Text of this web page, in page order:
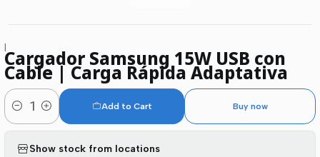
|Cargador Samsung 15W USB con
Cable | Carga Rápida Adaptativa
Quantity
Add to Cart Buy now
Show stock from locations